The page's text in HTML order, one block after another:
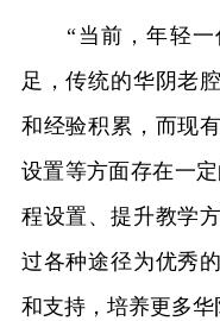
“当前，年轻一
足，传统的华阴老
和经验积累，而现
设置等方面存在一
程设置、提升教学
过各种途径为优秀
和支持，培养更多华